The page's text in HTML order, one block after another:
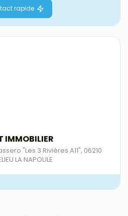
rapide
IMMOBILIER
"Les 3 Rivières A11", 06210
LA NAPOULE